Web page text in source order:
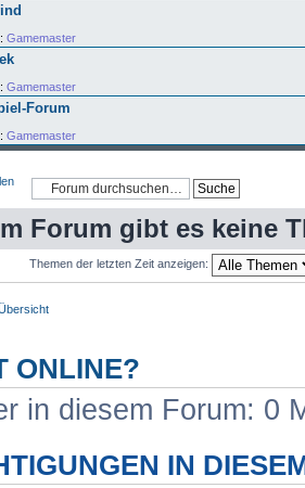
Gamemaster
Gamemaster
Forum
Gamemaster
Forum gibt es keine
Themen der letzten Zeit anzeigen:
ONLINE?
in diesem Forum: 0
IN